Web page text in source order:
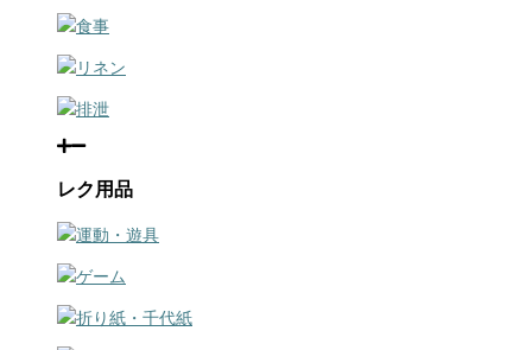
食事
リネン
排泄
レク用品
運動・遊具
ゲーム
折り紙・千代紙